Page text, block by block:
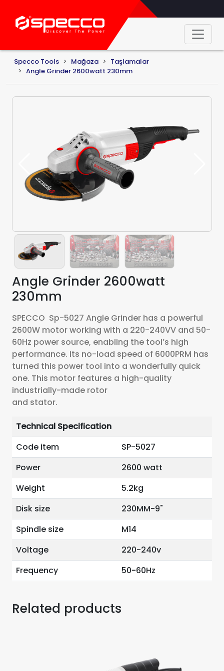
Specco Tools Mağaza
Taşlamalar
Angle Grinder 2600watt 230mm
Angle Grinder 2600watt
230mm
SPECCO Sp-5027 Angle Grinder has a powerful
2600W motor working with a 220-240VV and 50-
60Hz power source, enabling the tool’s high
performance. Its no-load speed of 6000PRM has
turned this power tool into a wonderfully quick
one. This motor features a high-quality
industrially-made rotor
and stator.
Technical Specification
Code item
SP-5027
Power
2600 watt
Weight
5.2kg
Disk size
230MM-9"
Spindle size
M14
Voltage
220-240v
Frequency
50-60Hz
Related products